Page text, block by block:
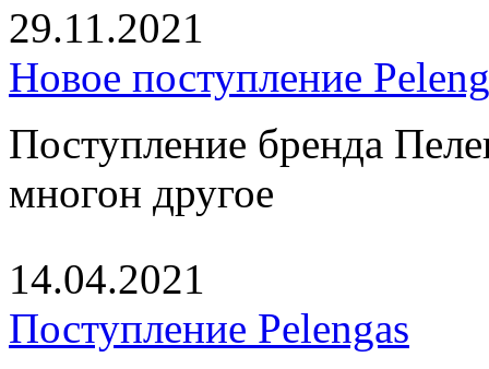
29.11.2021
Новое поступление
Поступление бренда
многон другое
14.04.2021
Поступление Pelengas